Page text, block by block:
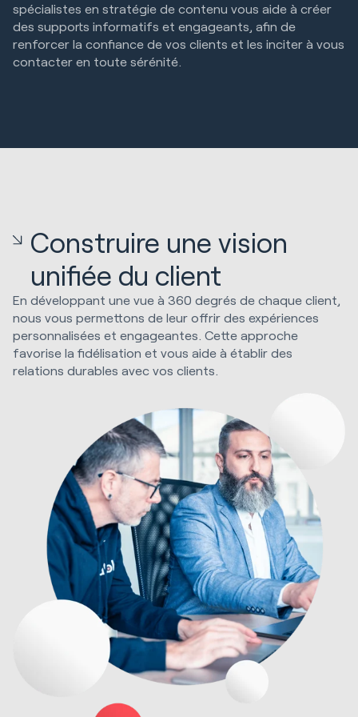
spécialistes en stratégie de contenu vous aide à créer
des supports informatifs et engageants, afin de
renforcer la confiance de vos clients et les inciter à vous
contacter en toute sérénité.
Construire une vision
unifiée du client
En développant une vue à 360 degrés de chaque client,
nous vous permettons de leur offrir des expériences
personnalisées et engageantes. Cette approche
favorise la fidélisation et vous aide à établir des
relations durables avec vos clients.